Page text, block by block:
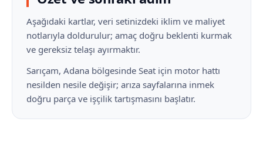
Aşağıdaki kartlar, veri setinizdeki iklim ve maliyet
notlarıyla doldurulur; amaç doğru beklenti kurmak
ve gereksiz telaşı ayırmaktır.
Sarıçam, Adana bölgesinde Seat için motor hattı
nesilden nesile değişir; arıza sayfalarına inmek
doğru parça ve işçilik tartışmasını başlatır.